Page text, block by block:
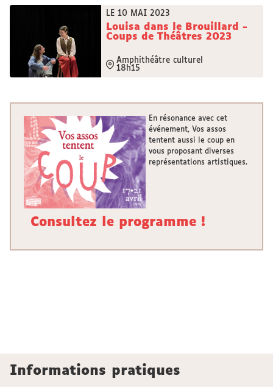
LE 10 MAI 2023
Louisa dans le Brouillard -
Coups de Théâtres 2023
Amphithéâtre culturel
18h15
En résonance avec cet
événement, Vos assos
tentent aussi le coup en
vous proposant diverses
représentations artistiques.
Consultez le programme !
Informations pratiques